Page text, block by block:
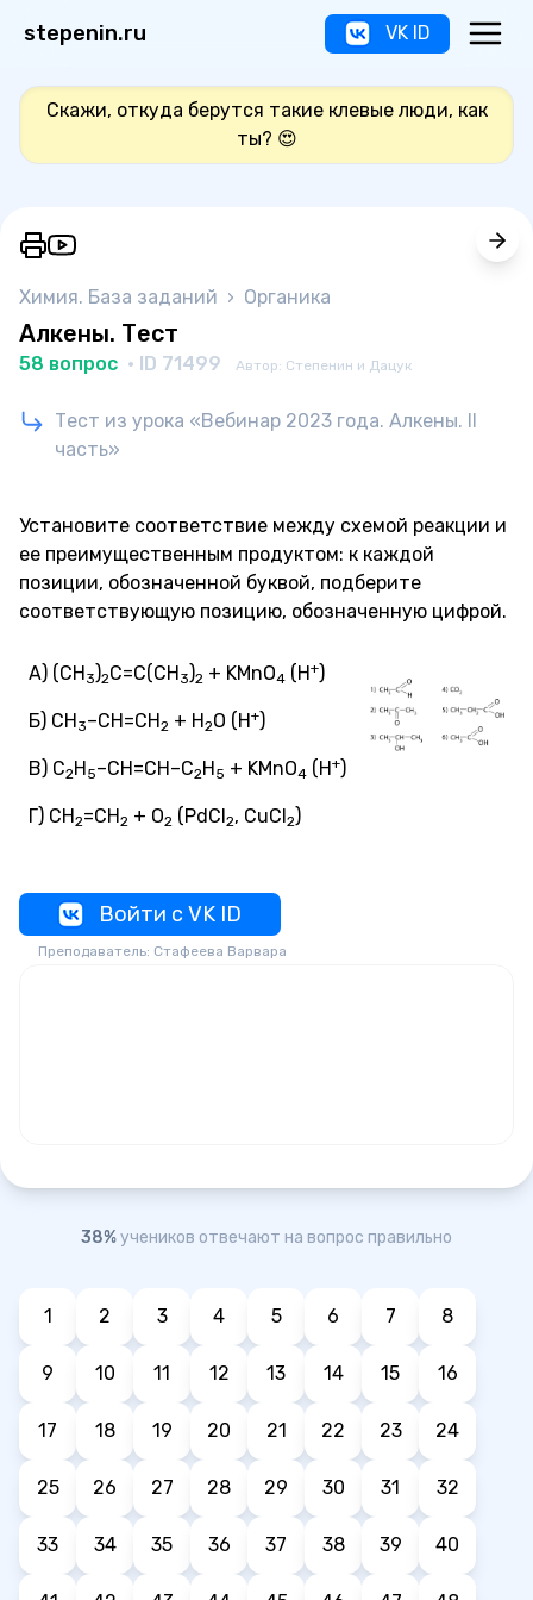
stepenin.ru VK ID
Скажи, откуда берутся такие клевые люди, как
ты? 😍
Химия. База заданий › Органика
Алкены. Тест
58 вопрос · ID 71499 Автор: Степенин и Дацук
Тест из урока «Вебинар 2023 года. Алкены. II
часть»
Установите соответствие между схемой реакции и
ее преимущественным продуктом: к каждой
позиции, обозначенной буквой, подберите
соответствующую позицию, обозначенную цифрой.
А) (CH3)2C=C(CH3)2 + KMnO4 (H+)
Б) CH3–CH=CH2 + H2O (H+)
В) C2H5–CH=CH–C2H5 + KMnO4 (H+)
Г) СH2=CH2 + O2 (PdCl2, CuCl2)
Войти с VK ID
Преподаватель: Стафеева Варвара
38%учеников отвечают на вопрос правильно
1 2 3 4 5 6 7 8
9 10 11 12 13 14 15 16
17 18 19 20 21 22 23 24
25 26 27 28 29 30 31 32
33 34 35 36 37 38 39 40